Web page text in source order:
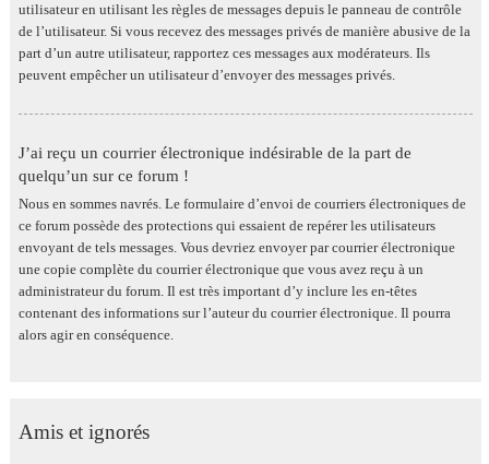
utilisateur en utilisant les règles de messages depuis le panneau de contrôle
de l’utilisateur. Si vous recevez des messages privés de manière abusive de la
part d’un autre utilisateur, rapportez ces messages aux modérateurs. Ils
peuvent empêcher un utilisateur d’envoyer des messages privés.
J’ai reçu un courrier électronique indésirable de la part de
quelqu’un sur ce forum !
Nous en sommes navrés. Le formulaire d’envoi de courriers électroniques de
ce forum possède des protections qui essaient de repérer les utilisateurs
envoyant de tels messages. Vous devriez envoyer par courrier électronique
une copie complète du courrier électronique que vous avez reçu à un
administrateur du forum. Il est très important d’y inclure les en-têtes
contenant des informations sur l’auteur du courrier électronique. Il pourra
alors agir en conséquence.
Amis et ignorés